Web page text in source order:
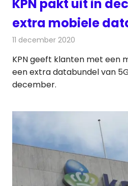
KPN pakt uit in
extra mobiele
11 december 2020
KPN geeft klanten met een
een extra databundel van
december.